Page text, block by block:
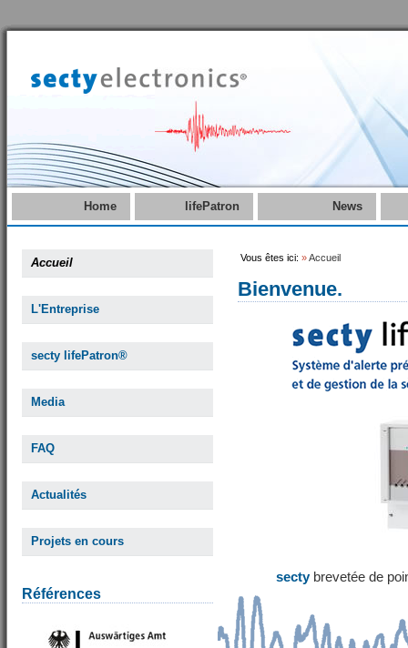
Home lifePatron News
Accueil
L'Entreprise
secty lifePatron®
Media
FAQ
Actualités
Projets en cours
Références
Vous êtes ici: »Accueil
Bienvenue.
secty brevetée de